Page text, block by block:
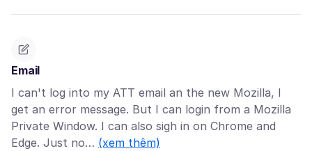
Email
I can't log into my ATT email an the new Mozilla, I
get an error message. But I can login from a Mozilla
Private Window. I can also sigh in on Chrome and
Edge. Just no… (xem thêm)